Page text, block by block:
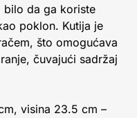
bilo da ga koriste
poklon. Kutija je
što omogućava
čuvajući sadržaj
visina 23.5 cm –